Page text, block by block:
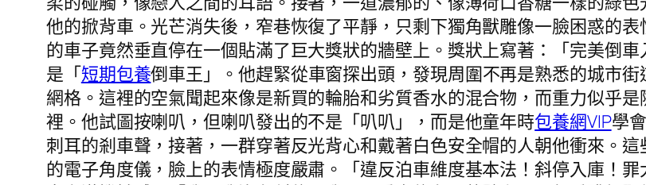
他的掀背車。光芒消失後，窄巷恢復了平靜，只剩下獨角獸雕像一臉困惑的
的車子竟然垂直停在一個貼滿了巨大獎狀的牆壁上。獎狀上寫著：「完美倒
是「短期包養倒車王」。他趕緊從車窗探出頭，發現周圍不再是熟悉的城市
網格。這裡的空氣聞起來像是新買的輪胎和劣質香水的混合物，而重力似乎
裡。他試圖按喇叭，但喇叭發出的不是「叭叭」，而是他童年時包養網VIP學
刺耳的剎車聲，接著，一群穿著反光背心和戴著白色安全帽的人朝他衝來。
的電子角度儀，臉上的表情極度嚴肅。「違反泊車維度基本法！斜停入庫！